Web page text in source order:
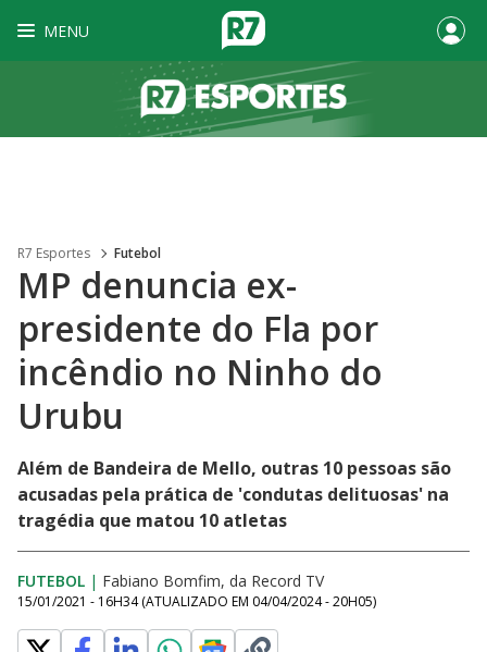
MENU
R7 Esportes Futebol
MP denuncia ex-
presidente do Fla por
incêndio no Ninho do
Urubu
Além de Bandeira de Mello, outras 10 pessoas são
acusadas pela prática de 'condutas delituosas' na
tragédia que matou 10 atletas
FUTEBOL | Fabiano Bomfim, da Record TV
15/01/2021 - 16H34 (ATUALIZADO EM 04/04/2024 - 20H05)